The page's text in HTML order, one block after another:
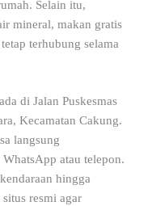
Selain itu,
mineral, makan gratis
terhubung selama
di Jalan Puskesmas
Kecamatan Cakung.
langsung
atau telepon.
hingga
resmi agar